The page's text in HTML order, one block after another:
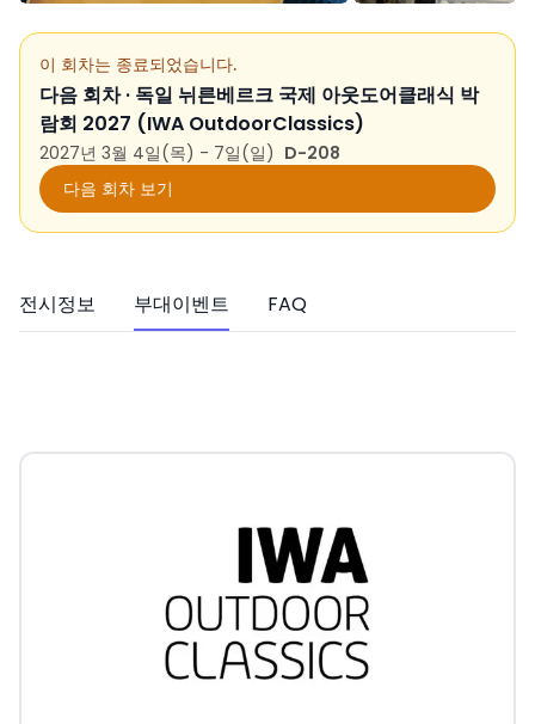
이 회차는 종료되었습니다.
다음 회차 · 독일 뉘른베르크 국제 아웃도어클래식 박
람회 2027 (IWA OutdoorClassics)
2027년 3월 4일(목) - 7일(일) D-208
다음 회차 보기
전시정보 부대이벤트 FAQ